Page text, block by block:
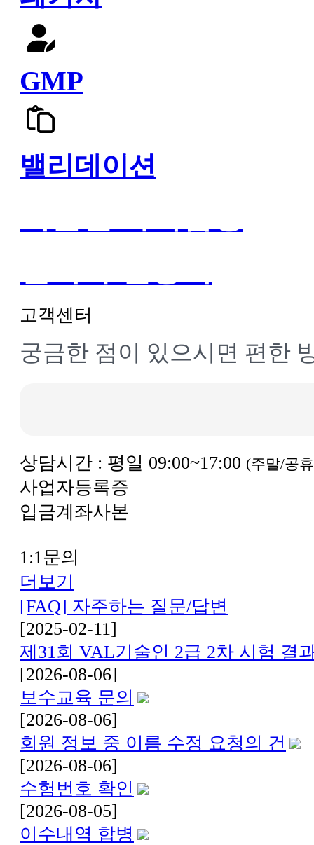
GMP
밸리데이션
고객센터
궁금한 점이 있으시면 편한
상담시간 : 평일 09:00~17:00 (주말/공
사업자등록증
입금계좌사본
1:1문의
더보기
[FAQ] 자주하는 질문/답변
[2025-02-11]
제31회 VAL기술인 2급 2차 시험 결
[2026-08-06]
보수교육 문의
[2026-08-06]
회원 정보 중 이름 수정 요청의 건
[2026-08-06]
수험번호 확인
[2026-08-05]
이수내역 합병